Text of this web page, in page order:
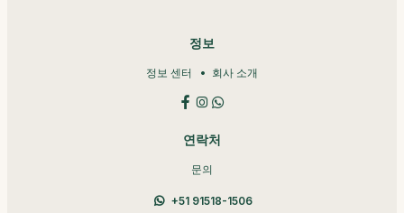
정보
정보 센터 회사 소개
연락처
문의
+51 91518-1506